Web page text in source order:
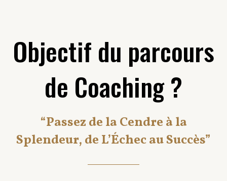
Objectif du parcours
de Coaching ?
“Passez de la Cendre à la
Splendeur, de L’Échec au Succès”